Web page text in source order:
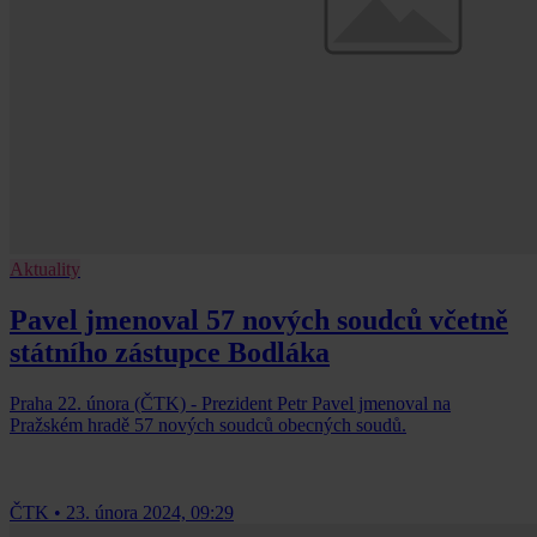
Aktuality
Pavel jmenoval 57 nových soudců včetně
státního zástupce Bodláka
Praha 22. února (ČTK) - Prezident Petr Pavel jmenoval na
Pražském hradě 57 nových soudců obecných soudů.
ČTK • 23. února 2024, 09:29